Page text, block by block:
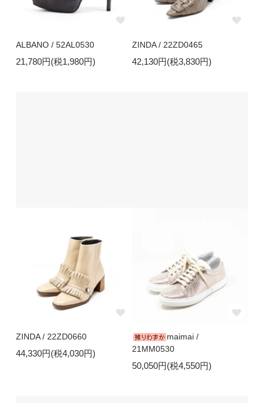
ALBANO / 52AL0530
21,780円(税1,980円)
ZINDA / 22ZD0465
42,130円(税3,830円)
ZINDA / 22ZD0660
44,330円(税4,030円)
maimai /
21MM0530
50,050円(税4,550円)